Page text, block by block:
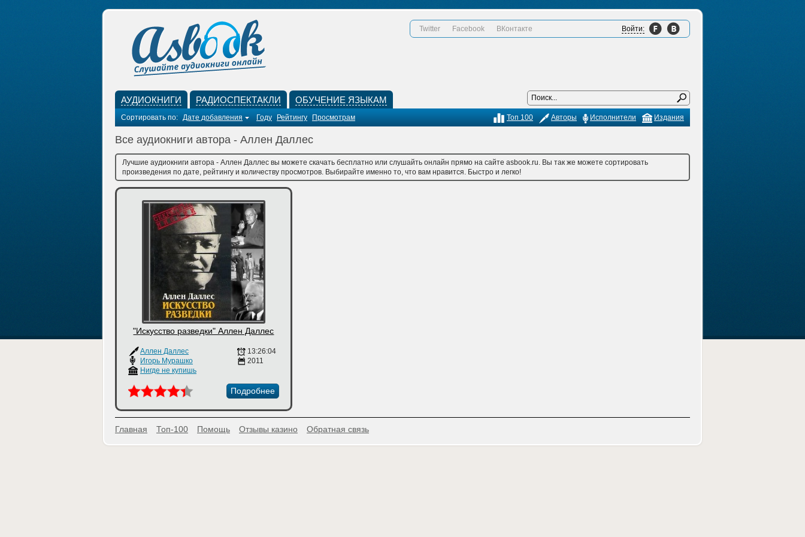
Twitter Facebook ВКонтакте Войти:
АУДИОКНИГИ РАДИОСПЕКТАКЛИ ОБУЧЕНИЕ ЯЗЫКАМ
Сортировать по: Дате добавления Году Рейтингу Просмотрам Издания
Исполнители
Авторы
Топ 100
Все аудиокниги автора - Аллен Даллес
Лучшие аудиокниги автора - Аллен Даллес вы можете скачать бесплатно или слушайть онлайн прямо на сайте asbook.ru. Вы так же можете сортировать
произведения по дате, рейтингу и количеству просмотров. Выбирайте именно то, что вам нравится. Быстро и легко!
"Искусство разведки" Аллен Даллес
Аллен Даллес
Игорь Мурашко
Нигде не купишь
13:26:04
2011
Подробнее
Главная Топ-100 Помощь Отзывы казино Обратная связь